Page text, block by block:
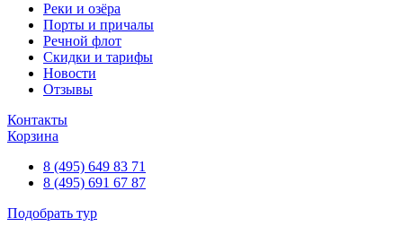
Реки и озёра
Порты и причалы
Речной флот
Скидки и тарифы
Новости
Отзывы
Контакты
Корзина
8 (495) 649 83 71
8 (495) 691 67 87
Подобрать тур